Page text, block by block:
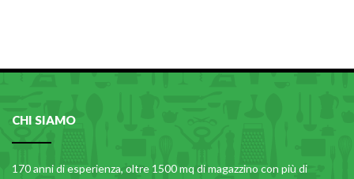
CHI SIAMO
170 anni di esperienza, oltre 1500 mq di magazzino con più di